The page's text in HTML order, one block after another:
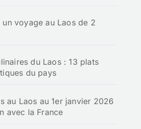
voyage au Laos de 2
du Laos : 13 plats
du pays
au Laos au 1er janvier 2026
avec la France